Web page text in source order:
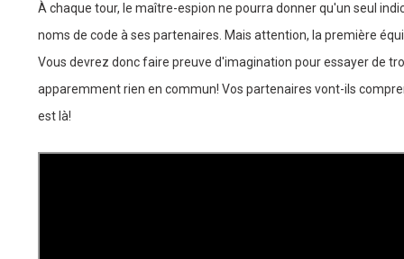
À chaque tour, le maître-espion ne pourra donner qu'un seul
noms de code à ses partenaires. Mais attention, la première
Vous devrez donc faire preuve d'imagination pour essayer de
apparemment rien en commun! Vos partenaires vont-ils
est là!